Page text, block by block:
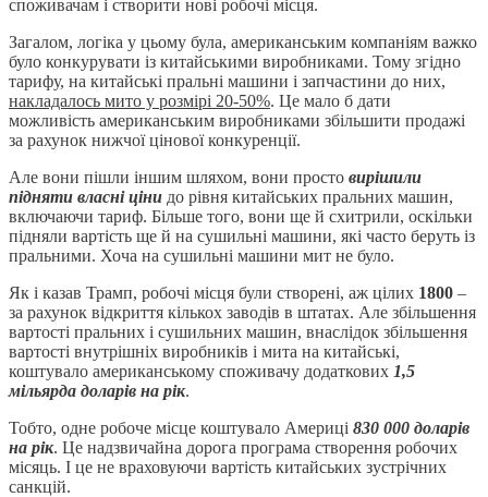
споживачам і створити нові робочі місця.
Загалом, логіка у цьому була, американським компаніям важко
було конкурувати із китайськими виробниками. Тому згідно
тарифу, на китайські пральні машини і запчастини до них,
накладалось мито у розмірі 20-50%. Це мало б дати
можливість американським виробниками збільшити продажі
за рахунок нижчої цінової конкуренції.
Але вони пішли іншим шляхом, вони просто вирішили
підняти власні ціни до рівня китайських пральних машин,
включаючи тариф. Більше того, вони ще й схитрили, оскільки
підняли вартість ще й на сушильні машини, які часто беруть із
пральними. Хоча на сушильні машини мит не було.
Як і казав Трамп, робочі місця були створені, аж цілих 1800 –
за рахунок відкриття кількох заводів в штатах. Але збільшення
вартості пральних і сушильних машин, внаслідок збільшення
вартості внутрішніх виробників і мита на китайські,
коштувало американському споживачу додаткових 1,5
мільярда доларів на рік.
Тобто, одне робоче місце коштувало Америці 830 000 доларів
на рік. Це надзвичайна дорога програма створення робочих
місяць. І це не враховуючи вартість китайських зустрічних
санкцій.